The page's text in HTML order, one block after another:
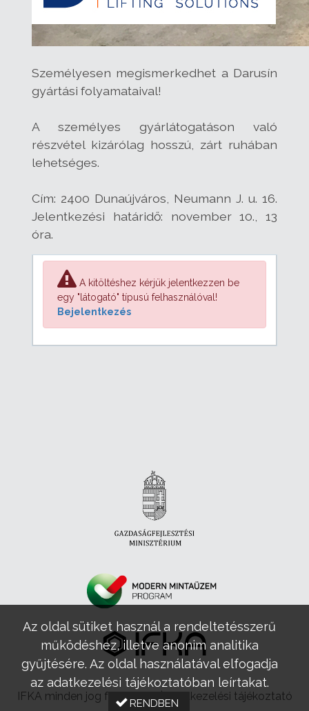
Személyesen megismerkedhet a Darusín
gyártási folyamataival!
A személyes gyárlátogatáson való
részvétel kizárólag hosszú, zárt ruhában
lehetséges.
Cím: 2400 Dunaújváros, Neumann J. u. 16.
Jelentkezési határidő: november 10., 13
óra.
A kitöltéshez kérjük jelentkezzen be
egy "látogató" típusú felhasználóval!
Bejelentkezés
IFKA minden jog fenntartva |Adatkezelési tájékoztató
Az oldal sütiket használ a rendeltetésszerű
működéshez, illetve anonim analitika
gyűjtésére. Az oldal használatával elfogadja
az adatkezelési tájékoztatóban leírtakat.
RENDBEN